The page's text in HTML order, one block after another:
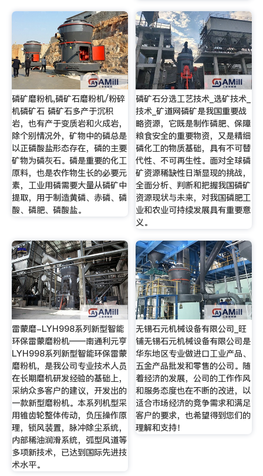
磷矿磨粉机,磷矿石磨粉机/粉碎
机磷矿石 磷矿石多产于沉积
岩，也有产于变质岩和火成岩，
除个别情况外，矿物中的磷总是
以正磷酸盐形态存在，磷的主要
矿物为磷灰石。磷是重要的化工
原料，也是农作物生长的必要元
素，工业用磷需要大量从磷矿中
提取，用于制造黄磷、赤磷、磷
酸、磷肥、磷酸盐。
磷矿石分选工艺技术_选矿技术_
技术_矿道网磷矿是我国重要战
略资源，它既是制作磷肥、保障
粮食安全的重要物资，又是精细
磷化工的物质基础，具有不可替
代性、不可再生性。面对全球磷
矿资源稀缺性日渐显现的挑战，
全面分析、判断和把握我国磷矿
资源现状与未来，对我国磷肥工
业和农业可持续发展具有重要意
义。
雷蒙磨-LYH998系列新型智能
环保雷蒙磨粉机——南通利元亨
LYH998系列新型智能环保雷蒙
磨粉机，是我公司专业技术人员
在长期磨机研发经验的基础上，
采纳众多客户的建议，开发出的
一款新型磨粉机。本系列机型采
用锥齿轮整体传动，负压操作原
理，锁风装置，脉冲除尘系统，
内部稀油润滑系统，弧型风道等
多项新技术，已达到国际先进技
术水平。
无锡石元机械设备有限公司_旺
铺无锡石元机械设备有限公司是
华东地区专业做进口工业产品、
五金产品批发和零售的公司。随
着经济的发展，公司的工作作风
和服务态度也在不断的改进，以
适合市场经济的竞争需求和满足
客户的要求，也希望得到您们的
理解和支持！